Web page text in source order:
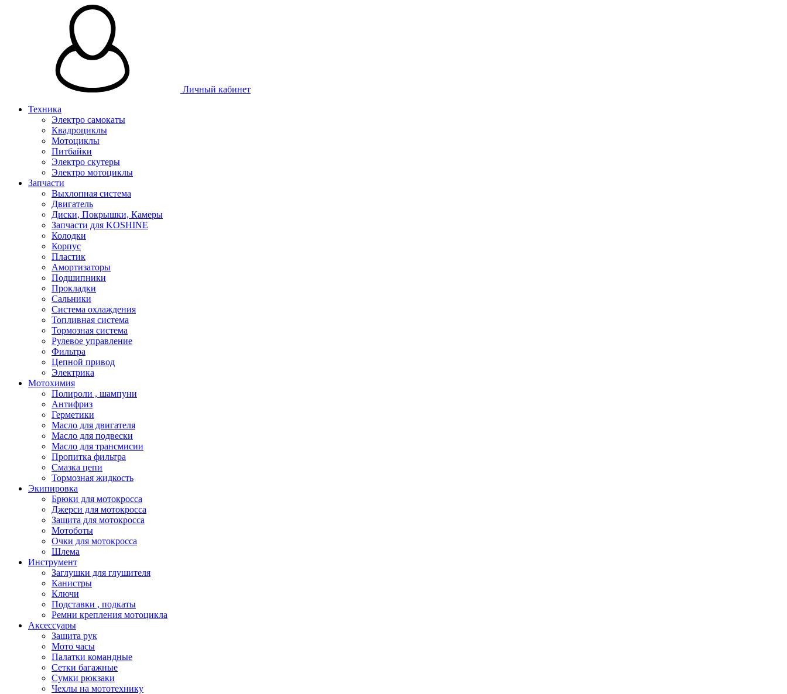
Личный кабинет
Техника
Электро самокаты
Квадроциклы
Мотоциклы
Питбайки
Электро скутеры
Электро мотоциклы
Запчасти
Выхлопная система
Двигатель
Диски, Покрышки, Камеры
Запчасти для KOSHINE
Колодки
Корпус
Пластик
Амортизаторы
Подшипники
Прокладки
Сальники
Система охлаждения
Топливная система
Тормозная система
Рулевое управление
Фильтра
Цепной привод
Электрика
Мотохимия
Полироли , шампуни
Антифриз
Герметики
Масло для двигателя
Масло для подвески
Масло для трансмисии
Пропитка фильтра
Смазка цепи
Тормозная жидкость
Экипировка
Брюки для мотокросса
Джерси для мотокросса
Защита для мотокросса
Мотоботы
Очки для мотокросса
Шлема
Инструмент
Заглушки для глушителя
Канистры
Ключи
Подставки , подкаты
Ремни крепления мотоцикла
Аксессуары
Защита рук
Мото часы
Палатки командные
Сетки багажные
Сумки рюкзаки
Чехлы на мототехнику